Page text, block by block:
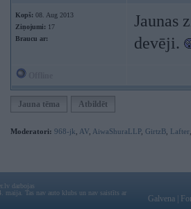
Kopš: 08. Aug 2013
Ziņojumi: 17
Braucu ar:
Jaunas
devēji.
Jauna tēma Atbildēt
Moderatori: 968-jk AV AiwaShuraLLP, GirtzB Lafter
darbojas
maija. Tas nav auto klubs un nav saistīts ar
Galvena